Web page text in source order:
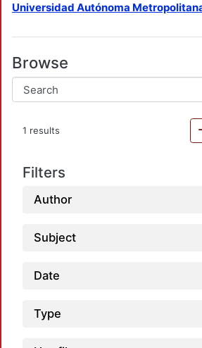
Universidad Autónoma
Browse
1 results
Filters
Author
Subject
Date
Type